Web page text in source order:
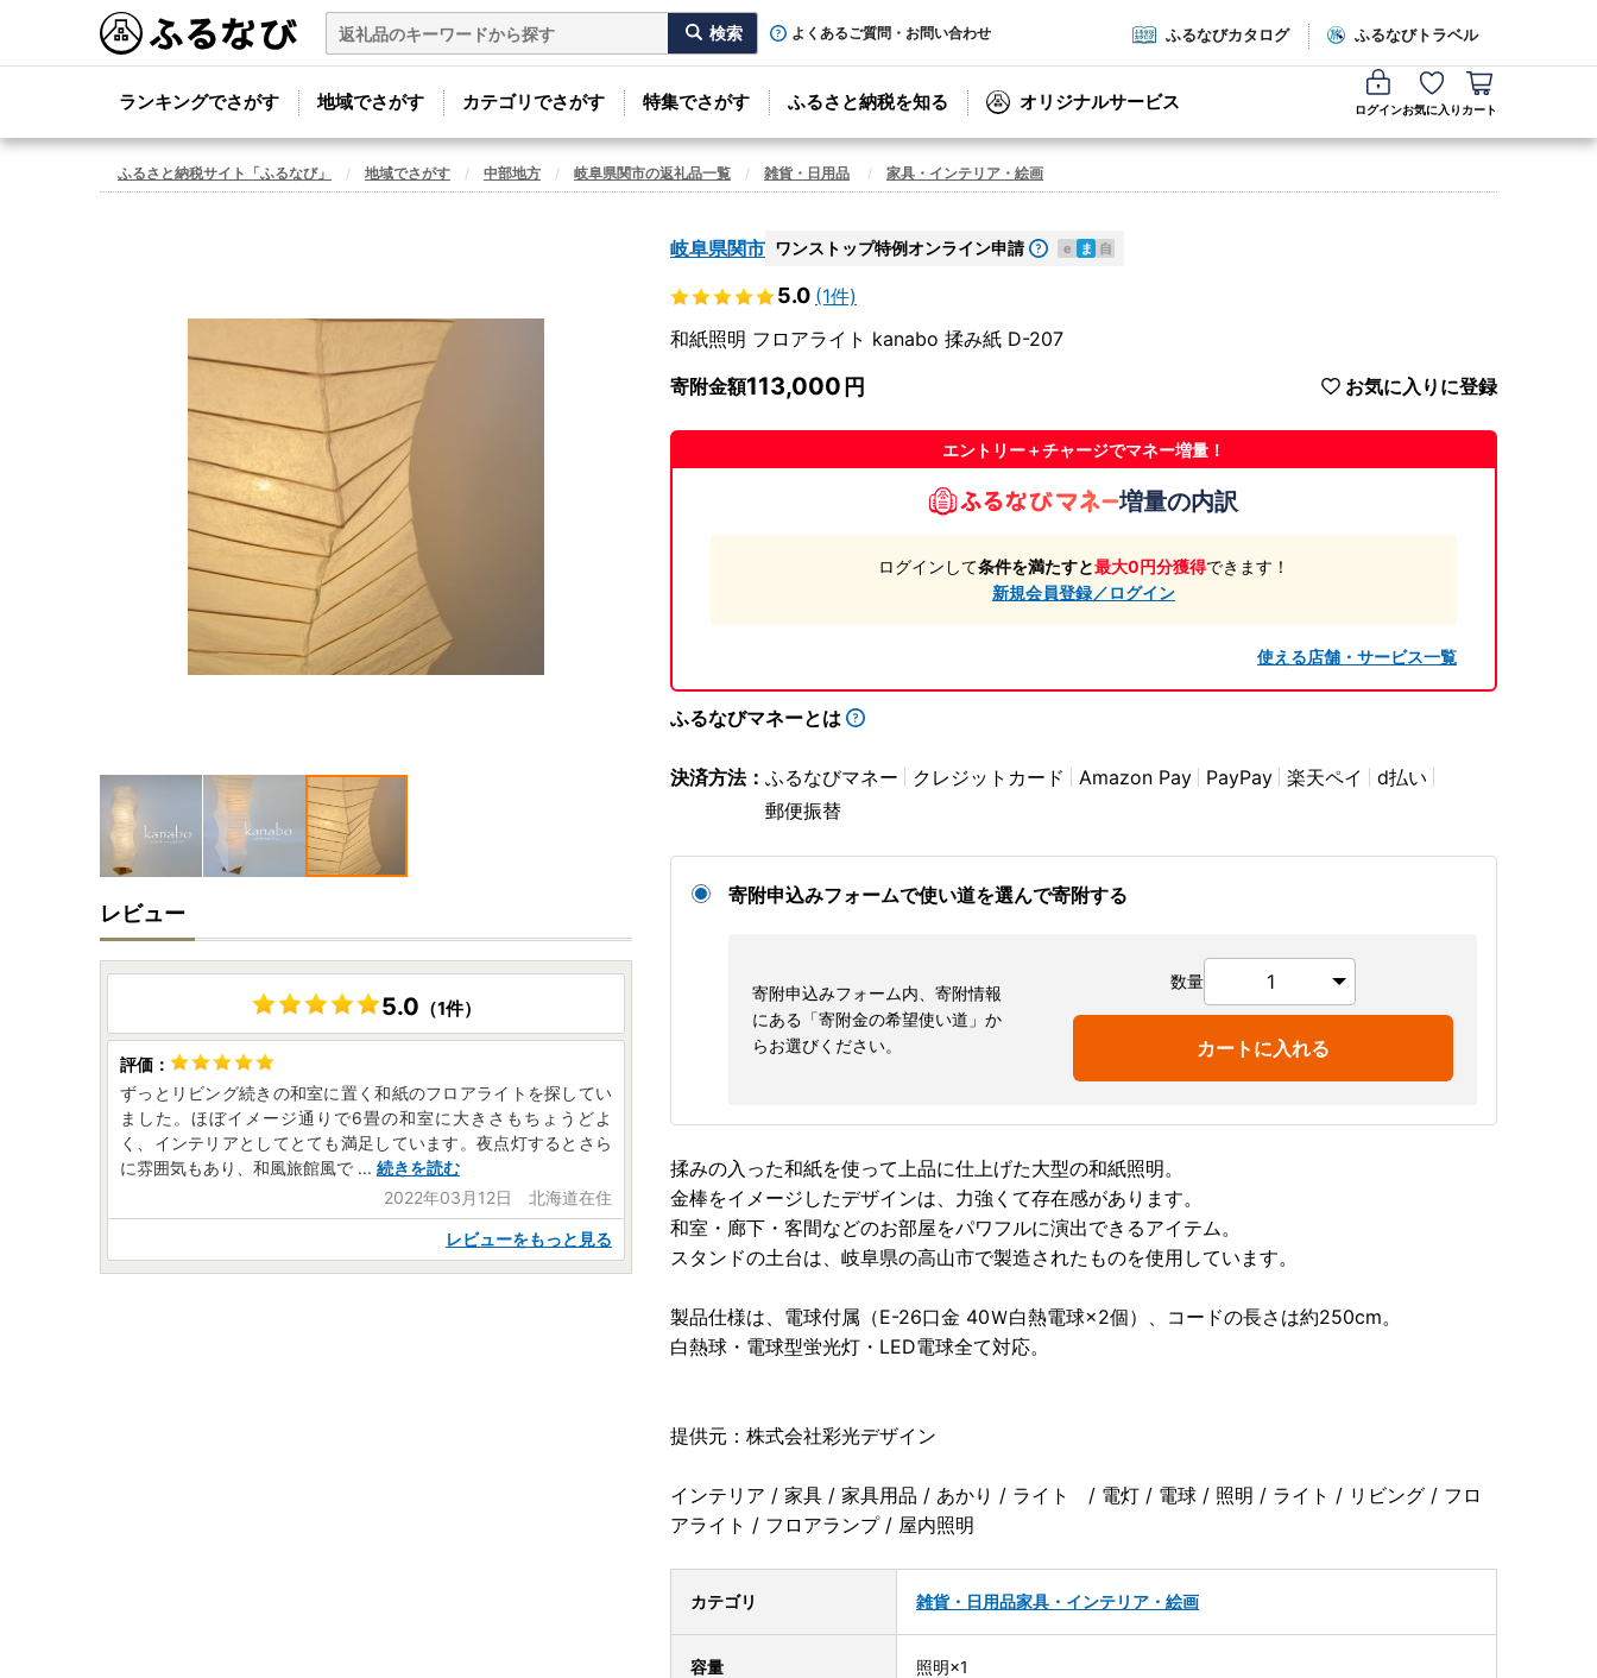
よくあるご質問・お問い合わせ ふるなびカタログ ふるなびトラベル
ランキングでさがす 地域でさがす カテゴリでさがす 特集でさがす ふるさと納税を知る オリジナルサービス ログインお気に入り カート
ふるさと納税サイト「ふるなび」 地域でさがす 中部地方 岐阜県関市の返礼品一覧 雑貨・日用品 家具・インテリア・絵画
岐阜県関市 ワンストップ特例オンライン申請 e ま 自
5.0 (1件)
和紙照明 フロアライト kanabo 揉み紙 D-207
寄附金額113,000 お気に入りに登録
エントリー＋チャージでマネー増量！
増量の内訳
ログインして条件を満たすと最大0円分獲得できます！
新規会員登録／ログイン
使える店舗・サービス一覧
ふるなびマネーとは
決済方法： ふるなびマネー クレジットカード Amazon Pay PayPay 楽天ペイ
d払い
郵便振替
寄附申込みフォームで使い道を選んで寄附する
寄附申込みフォーム内、寄附情報
にある「寄附金の希望使い道」か
らお選びください。
数量
カートに入れる
揉みの入った和紙を使って上品に仕上げた大型の和紙照明。
金棒をイメージしたデザインは、力強くて存在感があります。
和室・廊下・客間などのお部屋をパワフルに演出できるアイテム。
スタンドの土台は、岐阜県の高山市で製造されたものを使用しています。
製品仕様は、電球付属（E-26口金 40Ｗ白熱電球×2個）、コードの長さは約250cm。
白熱球・電球型蛍光灯・LED電球全て対応。
提供元：株式会社彩光デザイン
インテリア / 家具 / 家具用品 / あかり / ライト / 電灯 / 電球 / 照明 / ライト / リビング / フロ
アライト / フロアランプ / 屋内照明
カテゴリ 雑貨・日用品家具・インテリア・絵画
容量 照明×1
レビュー
5.0 （1件）
ずっとリビング続きの和室に置く和紙のフロアライトを探してい
ました。ほぼイメージ通りで6畳の和室に大きさもちょうどよ
く、インテリアとしてとても満足しています。夜点灯するとさら
に雰囲気もあり、和風旅館風で ... 続きを読む
2022年03月12日 北海道在住
レビューをもっと見る